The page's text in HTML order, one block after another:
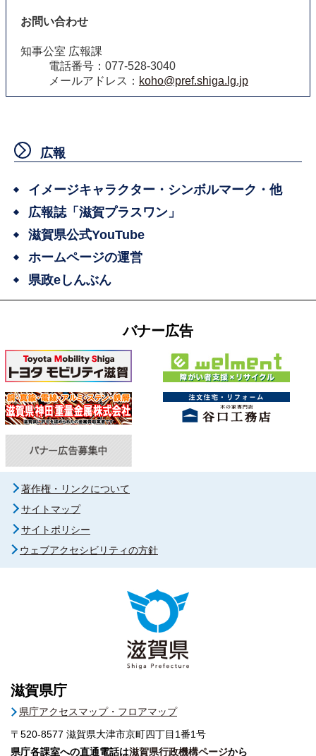
お問い合わせ
知事公室 広報課
電話番号：077-528-3040
メールアドレス： koho@pref.shiga.lg.jp
広報
イメージキャラクター・シンボルマーク・他
広報誌「滋賀プラスワン」
滋賀県公式YouTube
ホームページの運営
県政eしんぶん
バナー広告
著作権・リンクについて
サイトマップ
サイトポリシー
ウェブアクセシビリティの方針
滋賀県庁
県庁アクセスマップ・フロアマップ
〒520-8577 滋賀県大津市京町四丁目1番1号
県庁各課室への直通電話は滋賀県行政機構ページから